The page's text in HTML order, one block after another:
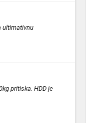
ultimativnu
pritiska. HDD je